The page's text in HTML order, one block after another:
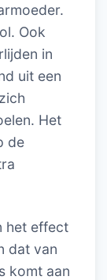
Ook
in
uit een
Het
de
het effect
dat van
komt aan